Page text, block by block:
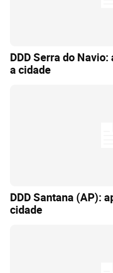
DDD Serra do
a cidade
DDD Santana (AP):
cidade